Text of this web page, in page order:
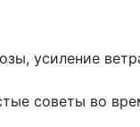
усиление
советы во